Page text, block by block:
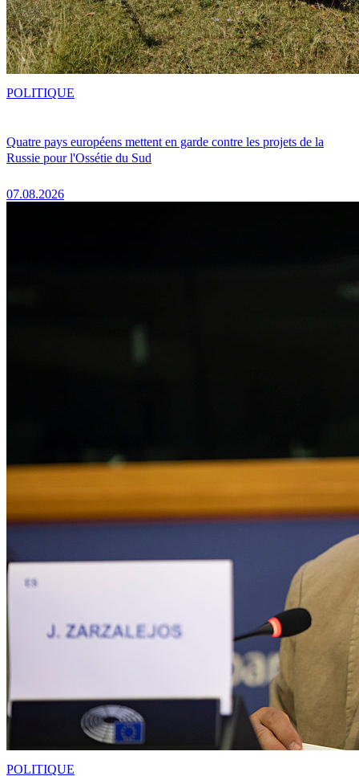
Quatre pays européens mettent en garde contre les projets de la
Russie pour l'Ossétie du Sud
07.08.2026
POLITIQUE
POLITIQUE